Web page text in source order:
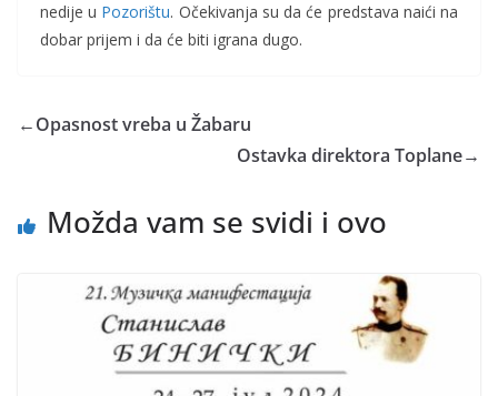
nedije u Pozorištu. Očekivanja su da će predstava naići na
dobar prijem i da će biti igrana dugo.
←Opasnost vreba u Žabaru
Ostavka direktora Toplane→
Možda vam se svidi i ovo